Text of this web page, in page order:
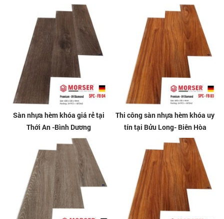
Sàn nhựa hèm khóa giá rẻ tại
Thới An -Bình Dương
Thi công sàn nhựa hèm khóa uy
tín tại Bửu Long- Biên Hòa